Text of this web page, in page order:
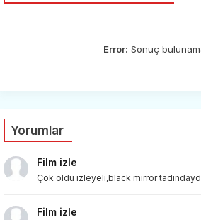
Error: Sonuç
Yorumlar
Film izle
Çok oldu izleyeli,black mirror tadindaydi
Film izle